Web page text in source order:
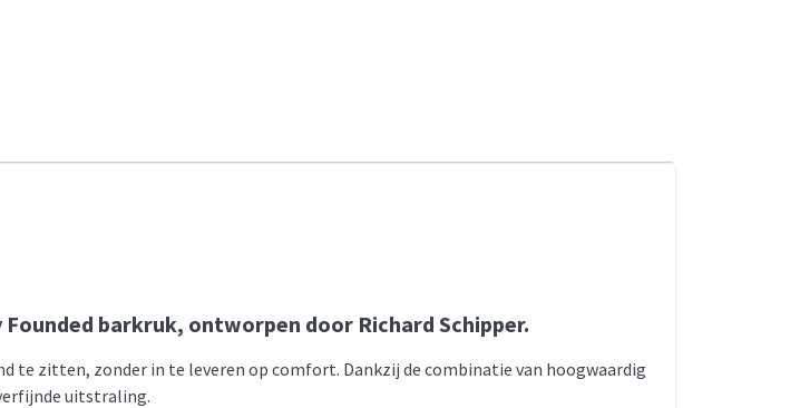
barkruk, ontworpen door Richard Schipper.
te zitten, zonder in te leveren op comfort. Dankzij de combinatie van hoogwaardig
uitstraling.